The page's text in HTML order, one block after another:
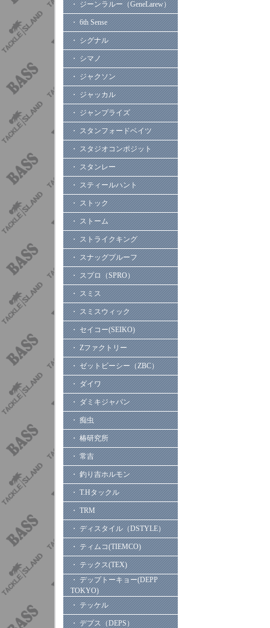
・ ジーンラルー（GeneLarew）
・ 6th Sense
・ シグナル
・ シマノ
・ ジャクソン
・ ジャッカル
・ ジャンプライズ
・ スタンフォードベイツ
・ スタジオコンポジット
・ スタンレー
・ スティールハント
・ ストック
・ ストーム
・ ストライクキング
・ スナッグプルーフ
・ スプロ（SPRO）
・ スミス
・ スミスウィック
・ セイコー(SEIKO)
・ Zファクトリー
・ ゼットビーシー（ZBC）
・ ダイワ
・ ダミキジャパン
・ 痴虫
・ 椿研究所
・ 常吉
・ 釣り吉ホルモン
・ T.Hタックル
・ TRM
・ ディスタイル（DSTYLE）
・ ティムコ(TIEMCO)
・ テックス(TEX)
・ デップトーキョー(DEPP
TOKYO)
・ テッケル
・ デプス（DEPS）